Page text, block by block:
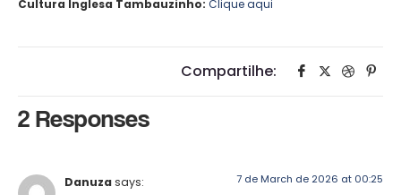
Cultura Inglesa Tambauzinho: Clique aqui
Compartilhe:
2 Responses
Danuzasays: 7 de March de 2026 at 00:25